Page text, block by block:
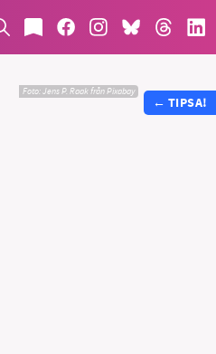
Foto:Jens P. Raak från Pixabay
← TIPSA!